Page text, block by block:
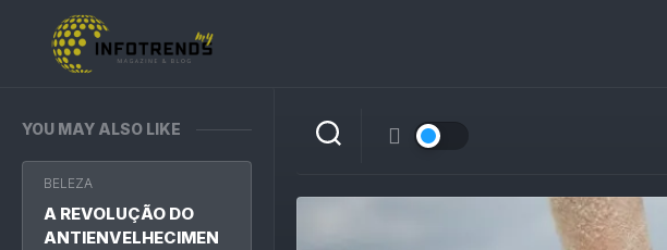
content
YOU MAY ALSO LIKE
BELEZA
A REVOLUÇÃO DO
ANTIENVELHECIMEN